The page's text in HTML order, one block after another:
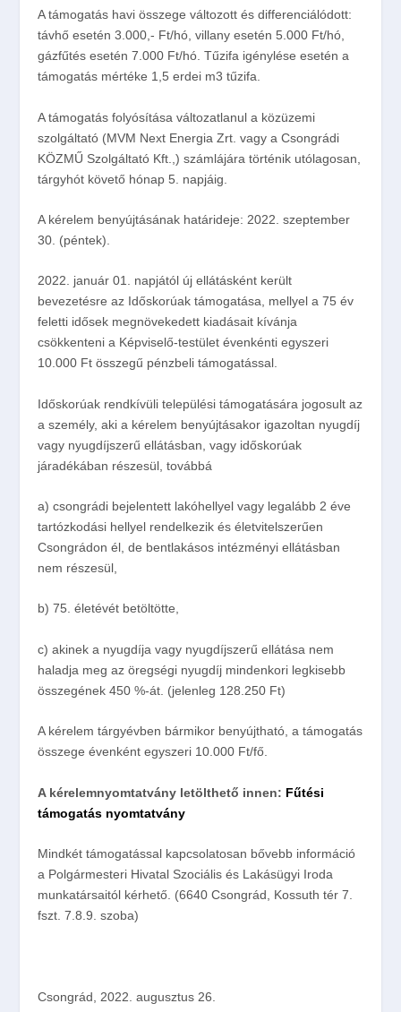
A támogatás havi összege változott és differenciálódott:
távhő esetén 3.000,- Ft/hó, villany esetén 5.000 Ft/hó,
gázfűtés esetén 7.000 Ft/hó. Tűzifa igénylése esetén a
támogatás mértéke 1,5 erdei m3tűzifa.
A támogatás folyósítása változatlanul a közüzemi
szolgáltató (MVM Next Energia Zrt. vagy a Csongrádi
KÖZMŰ Szolgáltató Kft.,) számlájára történik utólagosan,
tárgyhót követő hónap 5. napjáig.
A kérelem benyújtásának határideje: 2022. szeptember
30. (péntek).
2022. január 01. napjától új ellátásként került
bevezetésre az Időskorúak támogatása, mellyel a 75 év
feletti idősek megnövekedett kiadásait kívánja
csökkenteni a Képviselő-testület évenkénti egyszeri
10.000 Ft összegű pénzbeli támogatással.
Időskorúak rendkívüli települési támogatására jogosult az
a személy, aki a kérelem benyújtásakor igazoltan nyugdíj
vagy nyugdíjszerű ellátásban, vagy időskorúak
járadékában részesül, továbbá
a) csongrádi bejelentett lakóhellyel vagy legalább 2 éve
tartózkodási hellyel rendelkezik és életvitelszerűen
Csongrádon él, de bentlakásos intézményi ellátásban
nem részesül,
b) 75. életévét betöltötte,
c) akinek a nyugdíja vagy nyugdíjszerű ellátása nem
haladja meg az öregségi nyugdíj mindenkori legkisebb
összegének 450 %-át. (jelenleg 128.250 Ft)
A kérelem tárgyévben bármikor benyújtható, a támogatás
összege évenként egyszeri 10.000 Ft/fő.
A kérelemnyomtatvány letölthető innen: Fűtési
támogatás nyomtatvány
Mindkét támogatással kapcsolatosan bővebb információ
a Polgármesteri Hivatal Szociális és Lakásügyi Iroda
munkatársaitól kérhető. (6640 Csongrád, Kossuth tér 7.
fszt. 7.8.9. szoba)
Csongrád, 2022. augusztus 26.